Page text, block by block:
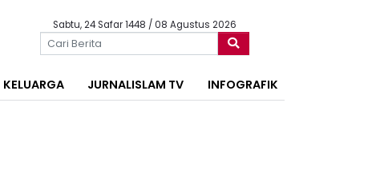
Sabtu, 24 Safar 1448 / 08 Agustus 2026
KELUARGA JURNALISLAM TV INFOGRAFIK